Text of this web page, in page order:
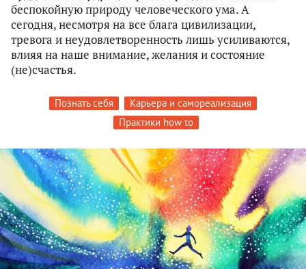
беспокойную природу человеческого ума. А
сегодня, несмотря на все блага цивилизации,
тревога и неудовлетворенность лишь усиливаются,
влияя на наше внимание, желания и состояние
(не)счастья.
Познать себя
Карьера и самореализация
Практики how to